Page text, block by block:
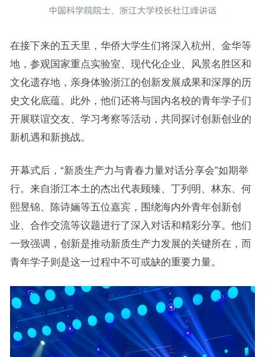
在接下来的五天里，华侨大学生们将深入杭州、金华等
地，参观国家重点实验室、现代化企业、风景名胜区和
文化遗存地，亲身体验浙江的创新发展成果和深厚的历
史文化底蕴。此外，他们还将与国内名校的青年学子们
开展联谊交友、学习考察等活动，共同探讨创新创业的
新机遇和新挑战。
开幕式后，“新质生产力与青春力量对话分享会”如期举
行。来自浙江本土的杰出代表顾臻、丁列明、林东、何
熙昱锦、陈诗婳等五位嘉宾，围绕海内外青年创新创
业、合作交流等议题进行了深入对话和精彩分享。他们
一致强调，创新是推动新质生产力发展的关键所在，而
青年学子则是这一过程中不可或缺的重要力量。